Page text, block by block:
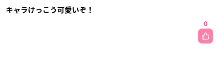
キャラけっこう可愛いぞ！
0